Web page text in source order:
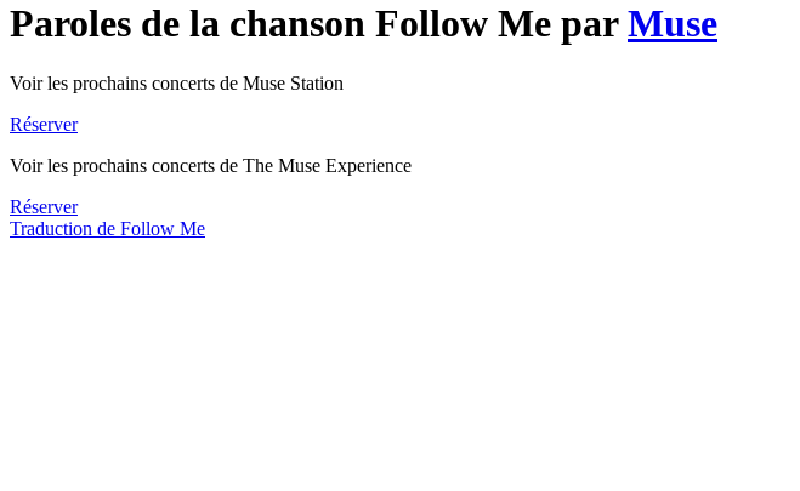
Paroles de la chanson Follow Me parMuse
Voir les prochains concerts de Muse Station
Réserver
Voir les prochains concerts de The Muse Experience
Réserver
Traduction de Follow Me